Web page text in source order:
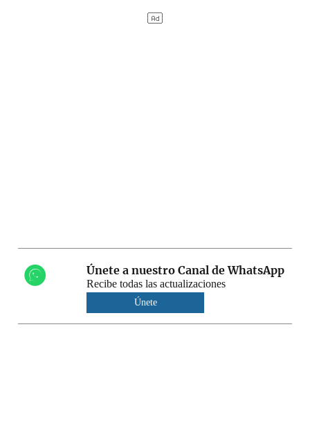
Únete a nuestro Canal de WhatsApp
Recibe todas las actualizaciones
Únete